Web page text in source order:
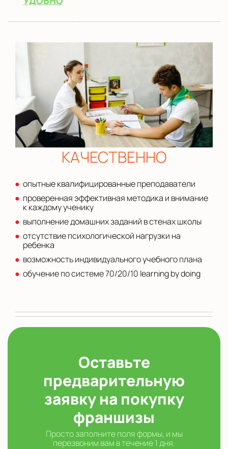
КАЧЕСТВЕННО
опытные квалифицированные преподаватели
проверенная эффективная методика и внимание
к каждому ученику
выполнение домашних заданий в стенах школы
отсутствие психологической нагрузки на
ребенка
возможность индивидуального учебного плана
обучение по системе 70/20/10 learning by doing
Оставьте
предварительную
заявку на покупку
франшизы
Просто заполните поля формы, и мы
перезвоним вам в течение 1 дня.